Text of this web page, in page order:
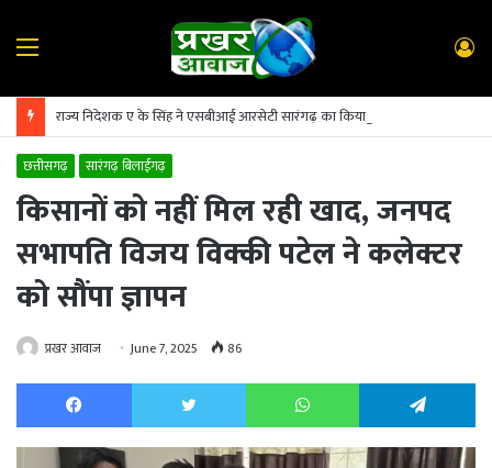
Menu
राज्य निदेशक ए के सिंह ने एसबीआई आरसेटी सारंगढ़ का किया निरीक्षण
छत्तीसगढ़ सारंगढ़ बिलाईगढ़
किसानों को नहीं मिल रही खाद, जनपद
सभापति विजय विक्की पटेल ने कलेक्टर
को सौंपा ज्ञापन
प्रखर आवाज June 7, 2025 86
Facebook Twitter WhatsApp